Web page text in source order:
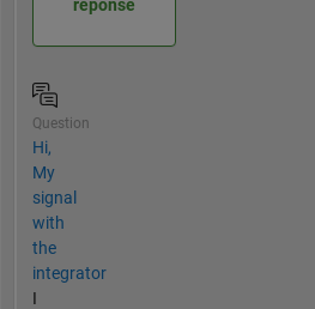
réponse
Question
Hi,
My
signal
with
the
integrator
I